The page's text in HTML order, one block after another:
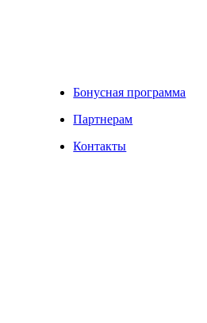
Бонусная программа
Партнерам
Контакты